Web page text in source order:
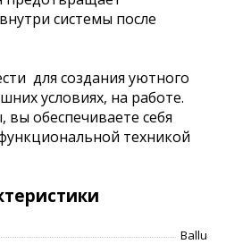
системы после
для создания уютного
условиях, на работе.
обеспечиваете себя
техникой
Ballu